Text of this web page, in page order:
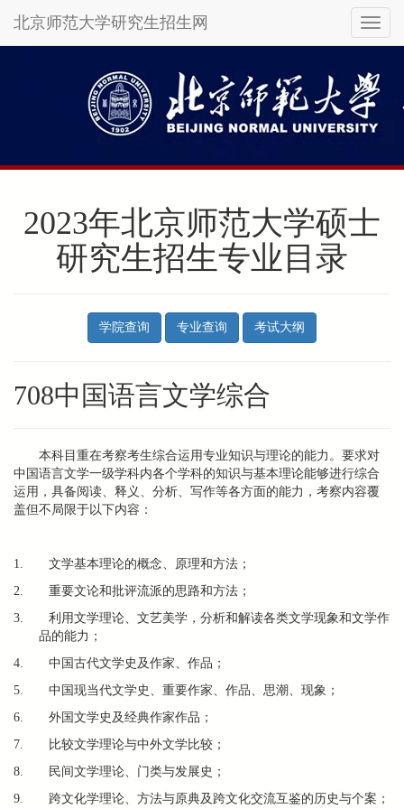
Toggle
北京师范大学研究生招生网
2023年北京师范大学硕士
研究生招生专业目录
学院查询 专业查询 考试大纲
708中国语言文学综合
本科目重在考察考生综合运用专业知识与理论的能力。要求对
中国语言文学一级学科内各个学科的知识与基本理论能够进行综合
运用，具备阅读、释义、分析、写作等各方面的能力，考察内容覆
盖但不局限于以下内容：
1. 文学基本理论的概念、原理和方法；
2. 重要文论和批评流派的思路和方法；
3. 利用文学理论、文艺美学，分析和解读各类文学现象和文学作
品的能力；
4. 中国古代文学史及作家、作品；
5. 中国现当代文学史、重要作家、作品、思潮、现象；
6. 外国文学史及经典作家作品；
7. 比较文学理论与中外文学比较；
8. 民间文学理论、门类与发展史；
9. 跨文化学理论、方法与原典及跨文化交流互鉴的历史与个案；